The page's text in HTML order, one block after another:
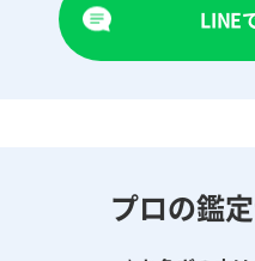
LINE
プロの鑑